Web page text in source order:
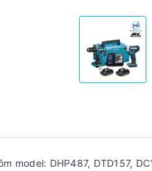
model: DHP487, DTD157,